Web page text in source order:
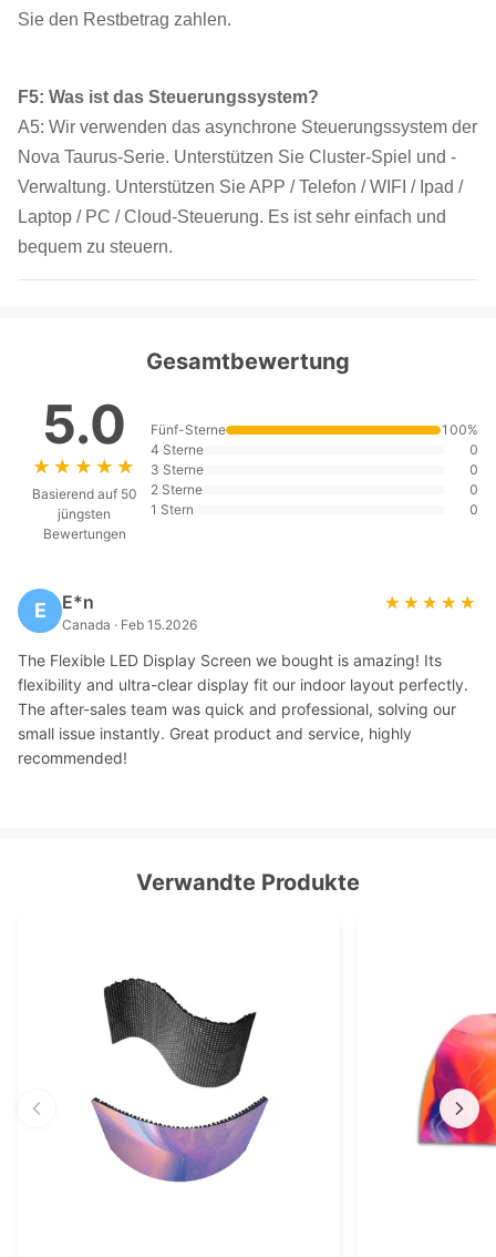
Sie den Restbetrag zahlen.
F5: Was ist das Steuerungssystem?
A5: Wir verwenden das asynchrone Steuerungssystem der
Nova Taurus-Serie. Unterstützen Sie Cluster-Spiel und -
Verwaltung. Unterstützen Sie APP / Telefon / WIFI / Ipad /
Laptop / PC / Cloud-Steuerung. Es ist sehr einfach und
bequem zu steuern.
Gesamtbewertung
5.0
★★★★★
★★★★★
Basierend auf 50
jüngsten
Bewertungen
Fünf-Sterne
100%
4 Sterne
0
3 Sterne
0
2 Sterne
0
1 Stern
0
E E*n
Canada · Feb 15.2026
★★★★★
★★★★★
The Flexible LED Display Screen we bought is amazing! Its
flexibility and ultra-clear display fit our indoor layout perfectly.
The after-sales team was quick and professional, solving our
small issue instantly. Great product and service, highly
recommended!
Verwandte Produkte